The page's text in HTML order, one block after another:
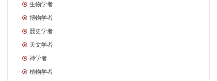
生物学者
博物学者
歴史学者
天文学者
神学者
植物学者